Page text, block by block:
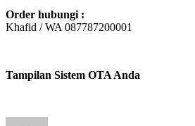
Order hubungi :
Khafid / WA 087787200001
Tampilan Sistem OTA Anda